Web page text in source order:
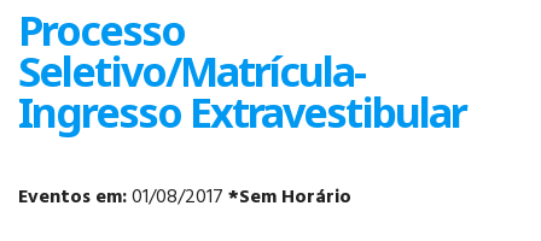
Processo
Seletivo/Matrícula-
Ingresso Extravestibular
Eventos em:01/08/2017*Sem Horário